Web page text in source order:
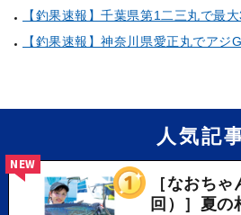
人気記
［なおち
回）］夏の
NEW